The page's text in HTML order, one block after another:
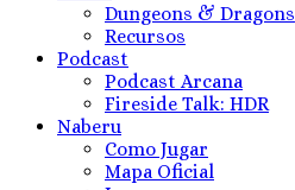
Dungeons & Dragons
Recursos
Podcast
Podcast Arcana
Fireside Talk: HDR
Naberu
Como Jugar
Mapa Oficial